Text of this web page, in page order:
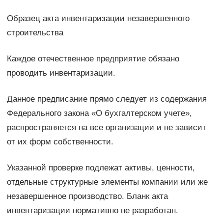
​Образец акта инвентаризации незавершенного
строительства
Каждое отечественное предприятие обязано
проводить инвентаризации.
Данное предписание прямо следует из содержания
Федерального закона «О бухгалтерском учете»,
распространяется на все организации и не зависит
от их форм собственности.
Указанной проверке подлежат активы, ценности,
отдельные структурные элементы компании или же
незавершенное производство. Бланк акта
инвентаризации нормативно не разработан.